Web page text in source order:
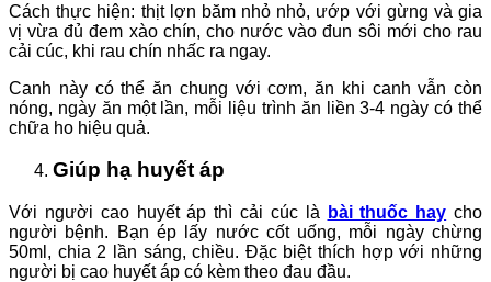
Cách thực hiện: thịt lợn băm nhỏ nhỏ, ướp với gừng và gia
vị vừa đủ đem xào chín, cho nước vào đun sôi mới cho rau
cải cúc, khi rau chín nhấc ra ngay.
Canh này có thể ăn chung với cơm, ăn khi canh vẫn còn
nóng, ngày ăn một lần, mỗi liệu trình ăn liền 3-4 ngày có thể
chữa ho hiệu quả.
Giúp hạ huyết áp
Với người cao huyết áp thì cải cúc là bài thuốc hay cho
người bệnh. Bạn ép lấy nước cốt uống, mỗi ngày chừng
50ml, chia 2 lần sáng, chiều. Đặc biệt thích hợp với những
người bị cao huyết áp có kèm theo đau đầu.